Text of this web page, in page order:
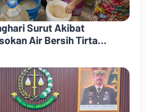
Surut Akibat
Air Bersih Tirta
Keruh